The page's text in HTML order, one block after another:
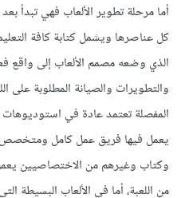
أما مرحلة تطوير الألعاب فهي تبدأ
كل عناصرها ويشمل كتابة كافة
الذي وضعه مصمم الألعاب إلى واقع
والتطويرات والصيانة المطلوبة على
المفصلة تعتمد عادة في استوديوهات
يعمل فيها فريق عمل كامل
وكتاب وغيرهم من الاختصاصيين
من اللعبة، أما في الألعاب البسيطة